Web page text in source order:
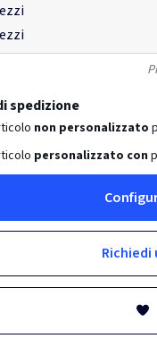
spedizione
non personalizzato
personalizzato con